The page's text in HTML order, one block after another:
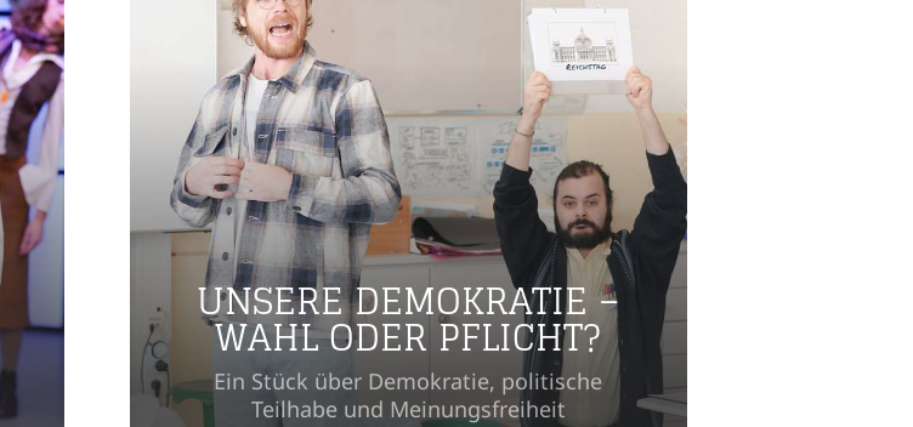
UNSERE DEMOKRATIE –
WAHL ODER PFLICHT?
Ein Stück über Demokratie, politische
Teilhabe und Meinungsfreiheit